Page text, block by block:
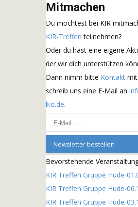
Mitmachen
Du möchtest bei KIR
KIR-Treffen teilnehmen?
Oder du hast eine eigene
der wir dich unterstützen
Dann nimm bitte Kontakt
schreib uns eine E-Mail an
lko.de.
-
a
i
l
.
Newsletter bestellen
Bevorstehende
KIR Treffen Gruppe Hude-
KIR Treffen Gruppe Hude-
KIR Treffen Gruppe Hude-